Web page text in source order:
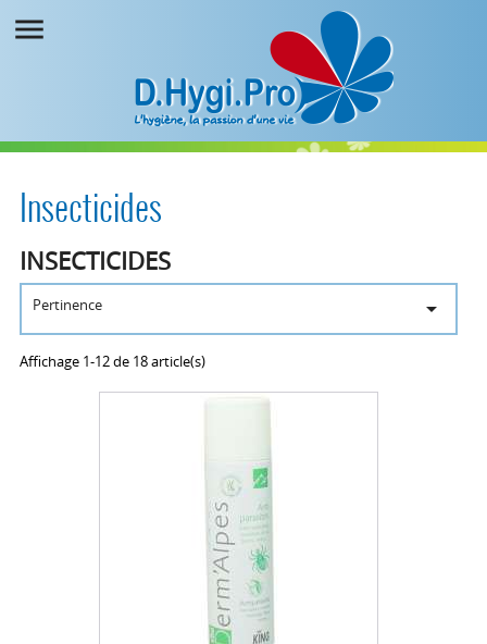

Insecticides
INSECTICIDES
Pertinence 
Affichage 1-12 de 18 article(s)